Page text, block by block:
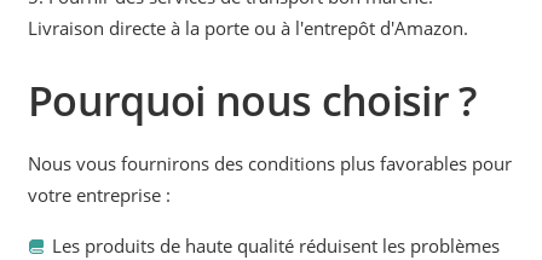
Livraison directe à la porte ou à l'entrepôt d'Amazon.
Pourquoi nous choisir ?
Nous vous fournirons des conditions plus favorables pour
votre entreprise :
Les produits de haute qualité réduisent les problèmes